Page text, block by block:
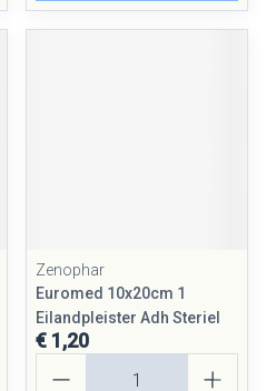
Zenophar
Euromed 10x20cm 1
Eilandpleister Adh Steriel
€ 1,20